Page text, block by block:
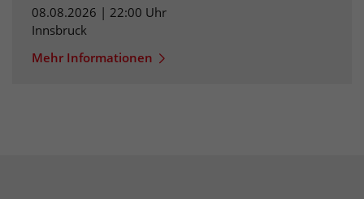
08.08.2026 | 22:00 Uhr
Innsbruck
Mehr Informationen